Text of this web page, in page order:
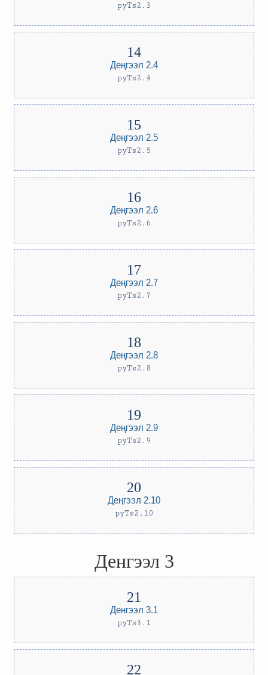
pyTs2.3
Деңгээл 2.4
pyTs2.4
Деңгээл 2.5
pyTs2.5
Деңгээл 2.6
pyTs2.6
Деңгээл 2.7
pyTs2.7
Деңгээл 2.8
pyTs2.8
Деңгээл 2.9
pyTs2.9
Деңгээл 2.10
pyTs2.10
Денгээл 3
Денгээл 3.1
pyTs3.1